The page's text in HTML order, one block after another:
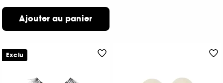
Ajouter au panier
Exclu